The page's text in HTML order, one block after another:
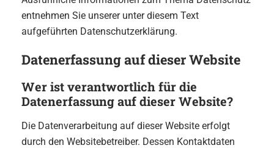
entnehmen Sie unserer unter diesem Text
aufgeführten Datenschutzerklärung.
Datenerfassung auf dieser Website
Wer ist verantwortlich für die
Datenerfassung auf dieser Website?
Die Datenverarbeitung auf dieser Website erfolgt
durch den Websitebetreiber. Dessen Kontaktdaten